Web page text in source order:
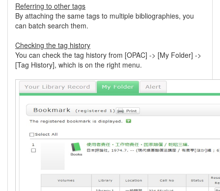
Referring to other tags
By attaching the same tags to multiple bibliographies, you
can batch search them.
Checking the tag history
You can check the tag history from [OPAC] -> [My Folder] ->
[Tag History], which is on the right menu.